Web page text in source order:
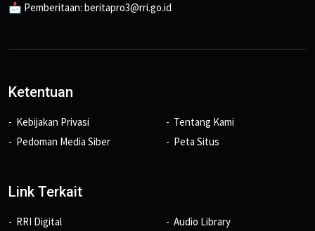
📩 Pemberitaan: beritapro3@rri.go.id
Ketentuan
Kebijakan Privasi
Pedoman Media Siber
Tentang Kami
Peta Situs
Link Terkait
RRI Digital
Audio Library